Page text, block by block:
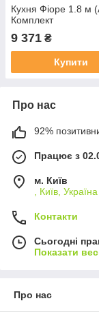
Кухня Фіоре 1.8 м
Комплект
9 371 ₴
Купити
Про нас
92%
Працює з
м. Київ
, Київ, Україна
Контакти
Сьогодні
Показати
Про нас